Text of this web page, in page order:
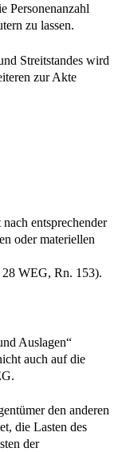
Personenanzahl
zu lassen.
Streitstandes wird
zur Akte
entsprechender
oder materiellen
28 WEG, Rn. 153).
Auslagen“
auch auf die
den anderen
die Lasten des
der